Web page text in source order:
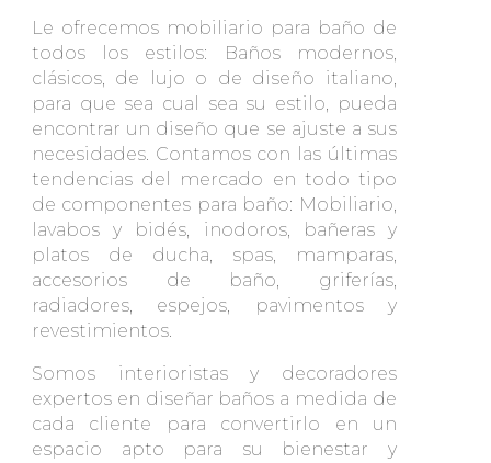
Le ofrecemos mobiliario para baño de
todos los estilos: Baños modernos,
clásicos, de lujo o de diseño italiano,
para que sea cual sea su estilo, pueda
encontrar un diseño que se ajuste a sus
necesidades. Contamos con las últimas
tendencias del mercado en todo tipo
de componentes para baño: Mobiliario,
lavabos y bidés, inodoros, bañeras y
platos de ducha, spas, mamparas,
accesorios de baño, griferías,
radiadores, espejos, pavimentos y
revestimientos.
Somos interioristas y decoradores
expertos en diseñar baños a medida de
cada cliente para convertirlo en un
espacio apto para su bienestar y